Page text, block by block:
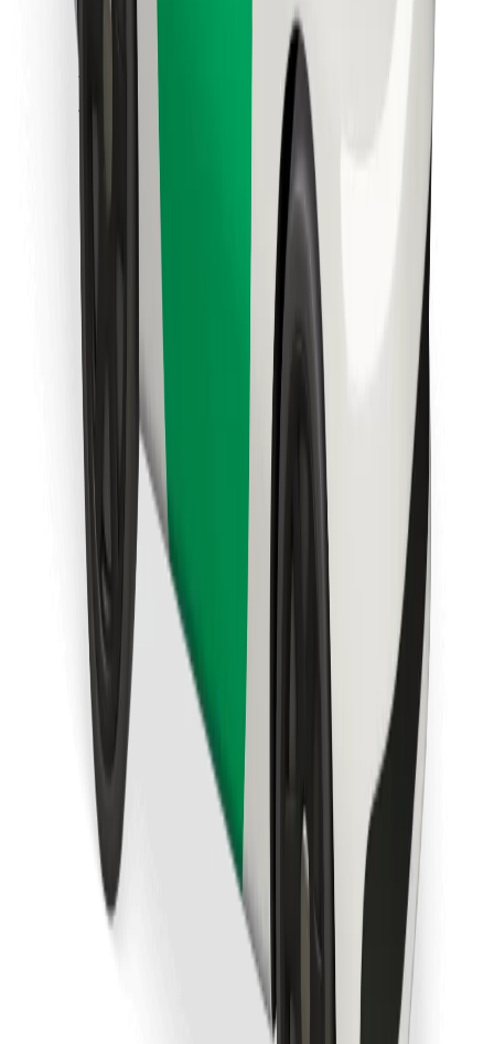
Lataa Bolt-sovellus
Löydä lempiruokasi!
Lataa Bolt Food -sovellus